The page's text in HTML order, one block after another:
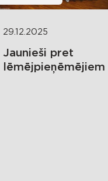
29.12.2025
Jaunieši pret
lēmējpieņēmējiem